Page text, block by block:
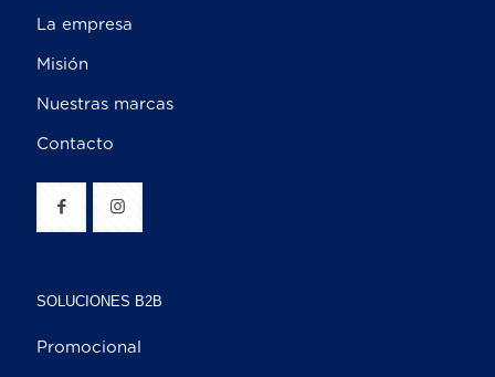
La empresa
Misión
Nuestras marcas
Contacto
SOLUCIONES B2B
Promocional